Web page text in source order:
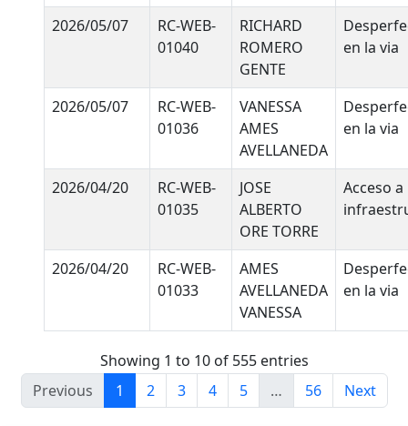
2026/05/07
RC-WEB-
01040
RICHARD
ROMERO
GENTE
en la via
2026/05/07
RC-WEB-
01036
VANESSA
AMES
AVELLANEDA
en la via
2026/04/20
RC-WEB-
01035
JOSE
ALBERTO
ORE TORRE
Acceso a
2026/04/20
RC-WEB-
01033
AMES
AVELLANEDA
VANESSA
en la via
Showing 1 to 10 of 555 entries
Previous
1 2 3 4 5 … 56 Next